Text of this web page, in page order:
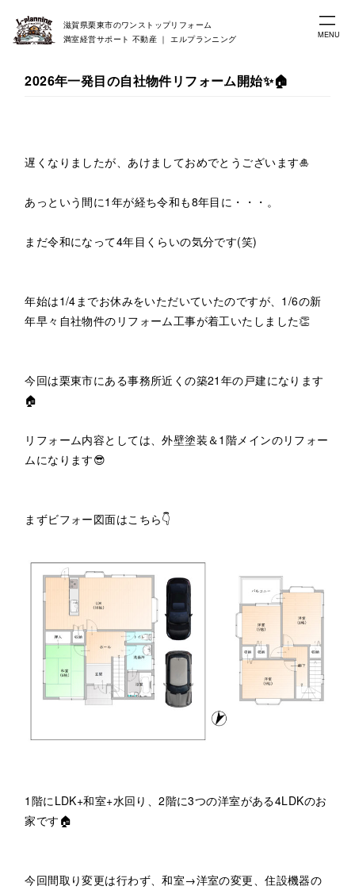
MENU
滋賀県栗東市のワンストップリフォーム
満室経営サポート 不動産 ｜ エルプランニング
2026年一発目の自社物件リフォーム開始✨🏠
遅くなりましたが、あけましておめでとうございます🎍
あっという間に1年が経ち令和も8年目に・・・。
まだ令和になって4年目くらいの気分です(笑)
年始は1/4までお休みをいただいていたのですが、1/6の新
年早々自社物件のリフォーム工事が着工いたしました👏
今回は栗東市にある事務所近くの築21年の戸建になります
🏠
リフォーム内容としては、外壁塗装＆1階メインのリフォー
ムになります😎
まずビフォー図面はこちら👇
1階にLDK+和室+水回り、2階に3つの洋室がある4LDKのお
家です🏠
今回間取り変更は行わず、和室→洋室の変更、住設機器の